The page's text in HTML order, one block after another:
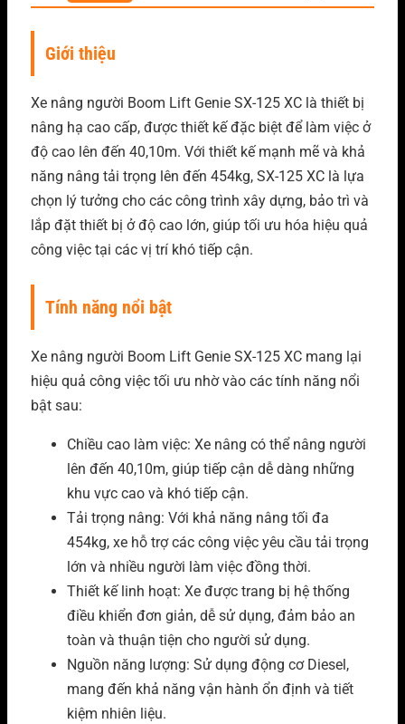
Giới thiệu
Xe nâng người Boom Lift Genie SX-125 XC là thiết bị
nâng hạ cao cấp, được thiết kế đặc biệt để làm việc ở
độ cao lên đến 40,10m. Với thiết kế mạnh mẽ và khả
năng nâng tải trọng lên đến 454kg, SX-125 XC là lựa
chọn lý tưởng cho các công trình xây dựng, bảo trì và
lắp đặt thiết bị ở độ cao lớn, giúp tối ưu hóa hiệu quả
công việc tại các vị trí khó tiếp cận.
Tính năng nổi bật
Xe nâng người Boom Lift Genie SX-125 XC mang lại
hiệu quả công việc tối ưu nhờ vào các tính năng nổi
bật sau:
Chiều cao làm việc: Xe nâng có thể nâng người
lên đến 40,10m, giúp tiếp cận dễ dàng những
khu vực cao và khó tiếp cận.
Tải trọng nâng: Với khả năng nâng tối đa
454kg, xe hỗ trợ các công việc yêu cầu tải trọng
lớn và nhiều người làm việc đồng thời.
Thiết kế linh hoạt: Xe được trang bị hệ thống
điều khiển đơn giản, dễ sử dụng, đảm bảo an
toàn và thuận tiện cho người sử dụng.
Nguồn năng lượng: Sử dụng động cơ Diesel,
mang đến khả năng vận hành ổn định và tiết
kiệm nhiên liệu.